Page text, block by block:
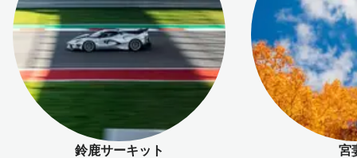
鈴鹿サーキット 宮